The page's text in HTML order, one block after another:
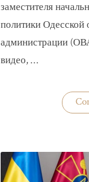
заместителя
политики Одесской
администрации
видео, …